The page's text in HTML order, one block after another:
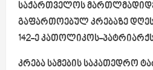
საქართველოს
გაფართოებულ კრებაზე
142-ე კათოლიკოს-პატრიარქს
კრება სამების საკათედრო